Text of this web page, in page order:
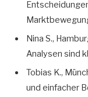
Nina S.,
Analysen sind
Tobias K.,
und einfacher